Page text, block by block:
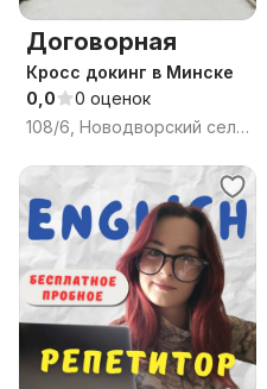
Договорная
Кросс докинг в Минске
0,0
0 оценок
108/6, Новодворский сельсовет, Минский район, Минская область